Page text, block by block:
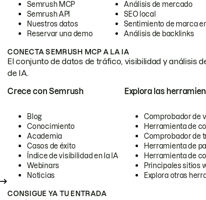
Semrush MCP
Semrush API
Nuestros datos
Reservar una demo
Análisis de mercado
SEO local
Sentimiento de marca
Análisis de backlinks
CONECTA SEMRUSH MCP A LA IA
El conjunto de datos de tráfico, visibilidad y análisis
de IA.
Crece con Semrush
Blog
Conocimiento
Academia
Casos de éxito
Índice de visibilidad en la IA
Webinars
Noticias
Explora las
Comprobador de
Herramienta de
Comprobador de
Herramienta de
Herramienta de
Principales sitios
Explora otras
CONSIGUE YA TU ENTRADA